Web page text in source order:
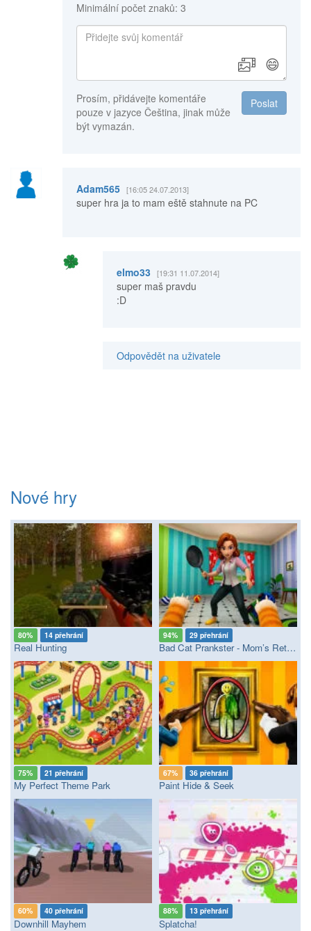
Minimální počet znaků: 3
😄
Poslat
Prosím, přidávejte komentáře
pouze v jazyce Čeština, jinak může
být vymazán.
Adam565 [16:05 24.07.2013]
super hra ja to mam eště stahnute na PC
elmo33 [19:31 11.07.2014]
super maš pravdu
:D
Odpovědět na uživatele
Nové hry
80% 14 přehrání
Real Hunting
94% 29 přehrání
Bad Cat Prankster - Mom’s Return
75% 21 přehrání
My Perfect Theme Park
67% 36 přehrání
Paint Hide & Seek
60% 40 přehrání
Downhill Mayhem
88% 13 přehrání
Splatcha!